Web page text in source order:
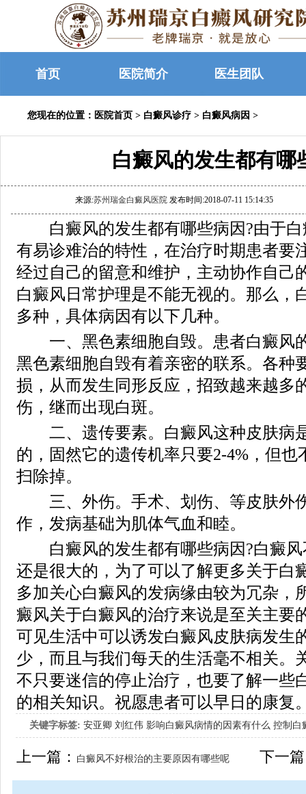
首页 医院简介 医生团队
您现在的位置： 医院首页 > 白癜风诊疗 > 白癜风病因 >
白癜风的发生都有哪
来源:苏州瑞金白癜风医院 发布时间:2018-07-11 15:14:35
白癜风的发生都有哪些病因?由于白
有易诊难治的特性，在治疗时期患者要
经过自己的留意和维护，主动协作自己
白癜风日常护理是不能无视的。那么，
多种，具体病因有以下几种。
一、黑色素细胞自毁。患者白癜风
黑色素细胞自毁有着亲密的联系。各种
损，从而发生同形反应，招致越来越多
伤，继而出现白斑。
二、遗传要素。白癜风这种皮肤病
的，固然它的遗传机率只要2-4%，但也
扫除掉。
三、外伤。手术、划伤、等皮肤外
作，发病基础为肌体气血和睦。
白癜风的发生都有哪些病因?白癜风
还是很大的，为了可以了解更多关于白
多加关心白癜风的发病缘由较为冗杂，
癜风关于白癜风的治疗来说是至关主要
可见生活中可以诱发白癜风皮肤病发生
少，而且与我们每天的生活毫不相关。
不只要迷信的停止治疗，也要了解一些
的相关知识。祝愿患者可以早日的康复
关键字标签: 安亚卿 刘红伟 影响白癜风病情的因素有什么 控制白
女生应该如何治疗呢
上一篇： 白癜风不好根治的主要原因有哪些呢 下一